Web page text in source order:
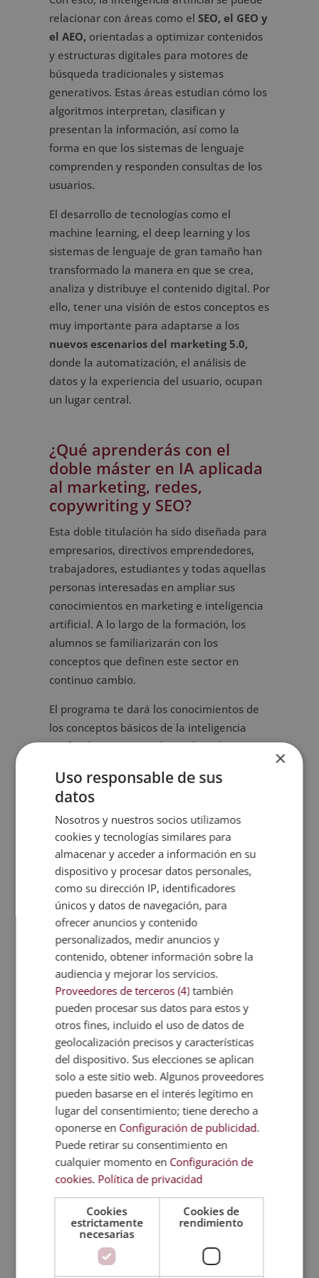
relacionar con áreas como el SEO, el GEO y
el AEO,orientadas a optimizar contenidos
y estructuras digitales para motores de
búsqueda tradicionales y sistemas
generativos. Estas áreas estudian cómo los
algoritmos interpretan, clasifican y
presentan la información, así como la
forma en que los sistemas de lenguaje
comprenden y responden consultas de los
usuarios.
El desarrollo de tecnologías como el
machine learning, el deep learning y los
sistemas de lenguaje de gran tamaño han
transformado la manera en que se crea,
analiza y distribuye el contenido digital. Por
ello, tener una visión de estos conceptos es
muy importante para adaptarse a los
nuevos escenarios del marketing 5.0,
donde la automatización, el análisis de
datos y la experiencia del usuario, ocupan
un lugar central.
¿Qué aprenderás con el
doble máster en IA aplicada
al marketing, redes,
copywriting y SEO?
Esta doble titulación ha sido diseñada para
empresarios, directivos emprendedores,
trabajadores, estudiantes y todas aquellas
personas interesadas en ampliar sus
conocimientos en marketing e inteligencia
artificial. A lo largo de la formación, los
alumnos se familiarizarán con los
conceptos que definen este sector en
continuo cambio.
El programa te dará los conocimientos de
los conceptos básicos de la inteligencia
artificial y cómo se aplican al marketing.
aprendizaje automático y el aprendizaje
profundo, la inteligencia artificial
generativa, la ingeniería de prompts y el
papel de la IA en la toma de decisiones.
Recibirás formación en motores de
búsqueda y sistemas generativos,
incluyendo SEO técnico, SEO on page y SEO
off page. Y aprenderás cómo los sistemas
de inteligencia artificial leen y comprenden
los contenidos digitales.
Salidas profesionales del
máster en Inteligencia
Artificial y Marketing 5.0
El avance de la inteligencia artificial en
marketing ha creado nuevas áreas de
desarrollo dentro del mundo digital. Por
esto, se busca que los alumnos puedan
desenvolverse en ámbitos relacionados
con el análisis de información, la
optimización de contenidos, la estrategia
digital y la adaptación de mensajes a
sistemas automatizados y motores de
búsqueda inteligentes.
×
Uso responsable de sus
datos
Nosotros y nuestros socios utilizamos
cookies y tecnologías similares para
almacenar y acceder a información en su
dispositivo y procesar datos personales,
como su dirección IP, identificadores
únicos y datos de navegación, para
ofrecer anuncios y contenido
personalizados, medir anuncios y
contenido, obtener información sobre la
audiencia y mejorar los servicios.
Proveedores de terceros (4) también
pueden procesar sus datos para estos y
otros fines, incluido el uso de datos de
geolocalización precisos y características
del dispositivo. Sus elecciones se aplican
solo a este sitio web. Algunos proveedores
pueden basarse en el interés legítimo en
lugar del consentimiento; tiene derecho a
oponerse en Configuración de publicidad.
Puede retirar su consentimiento en
cualquier momento en Configuración de
cookies. Política de privacidad
Cookies
estrictamente
necesarias
Cookies de
rendimiento